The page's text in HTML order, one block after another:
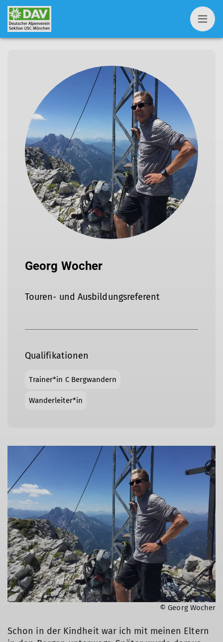
Georg Wocher
Touren- und Ausbildungsreferent
Qualifikationen
Trainer*in C Bergwandern
Wanderleiter*in
© Georg Wocher
Schon in der Kindheit war ich mit meinen Eltern